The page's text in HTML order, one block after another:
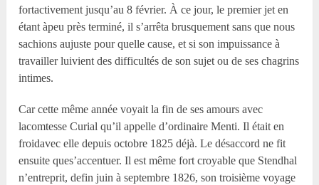
fortactivement jusqu’au 8 février. À ce jour, le premier jet en
étant àpeu près terminé, il s’arrêta brusquement sans que nous
sachions aujuste pour quelle cause, et si son impuissance à
travailler luivient des difficultés de son sujet ou de ses chagrins
intimes.
Car cette même année voyait la fin de ses amours avec
lacomtesse Curial qu’il appelle d’ordinaire Menti. Il était en
froidavec elle depuis octobre 1825 déjà. Le désaccord ne fit
ensuite ques’accentuer. Il est même fort croyable que Stendhal
n’entreprit, defin juin à septembre 1826, son troisième voyage